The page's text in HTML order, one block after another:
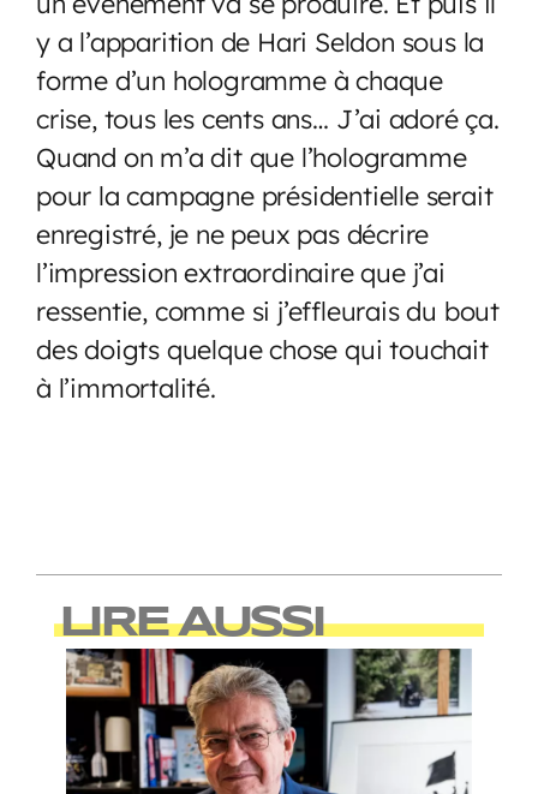
y a l’apparition de Hari Seldon sous la
forme d’un hologramme à chaque
crise, tous les cents ans… J’ai adoré ça.
Quand on m’a dit que l’hologramme
pour la campagne présidentielle serait
enregistré, je ne peux pas décrire
l’impression extraordinaire que j’ai
ressentie, comme si j’effleurais du bout
des doigts quelque chose qui touchait
à l’immortalité.
LIRE AUSSI